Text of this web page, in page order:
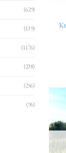
(629)
(139)
(1176)
(238)
(256)
(96)